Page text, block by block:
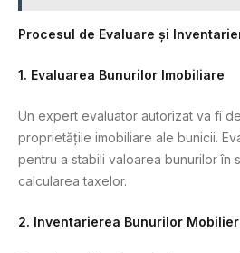
Procesul de Evaluare și
1. Evaluarea Bunurilor Imobiliare
Un expert evaluator autorizat va fi
proprietățile imobiliare ale bunicii.
pentru a stabili valoarea bunurilor în
calcularea taxelor.
2. Inventarierea Bunurilor